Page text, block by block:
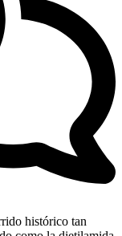
histórico tan